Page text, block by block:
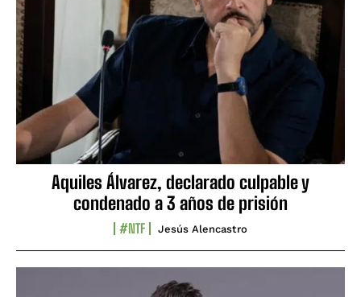
Aquiles Álvarez, declarado culpable y
condenado a 3 años de prisión
#NTF Jesús Alencastro